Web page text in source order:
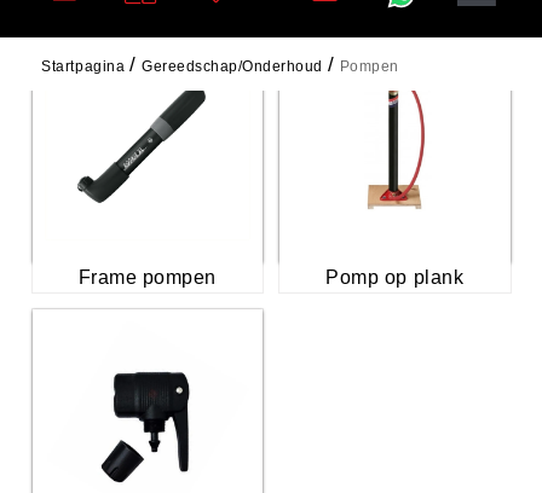
Startpagina Gereedschap/Onderhoud Pompen
Frame pompen Pomp op plank